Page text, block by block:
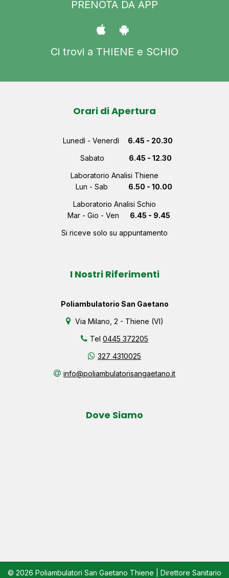
PRENOTA DA APP
Ci trovi a THIENE e SCHIO
Orari di Apertura
Lunedì - Venerdì
6.45 - 20.30
Sabato
6.45 - 12.30
Laboratorio Analisi Thiene
Lun - Sab
6.50 - 10.00
Laboratorio Analisi Schio
Mar - Gio - Ven
6.45 - 9.45
Si riceve solo su appuntamento
I Nostri Riferimenti
Poliambulatorio San Gaetano
Via Milano, 2 - Thiene (VI)
Tel 0445 372205
327 4310025
info@poliambulatorisangaetano.it
Dove Siamo
© 2026 Poliambulatori San Gaetano Thiene | Direttore Sanitario